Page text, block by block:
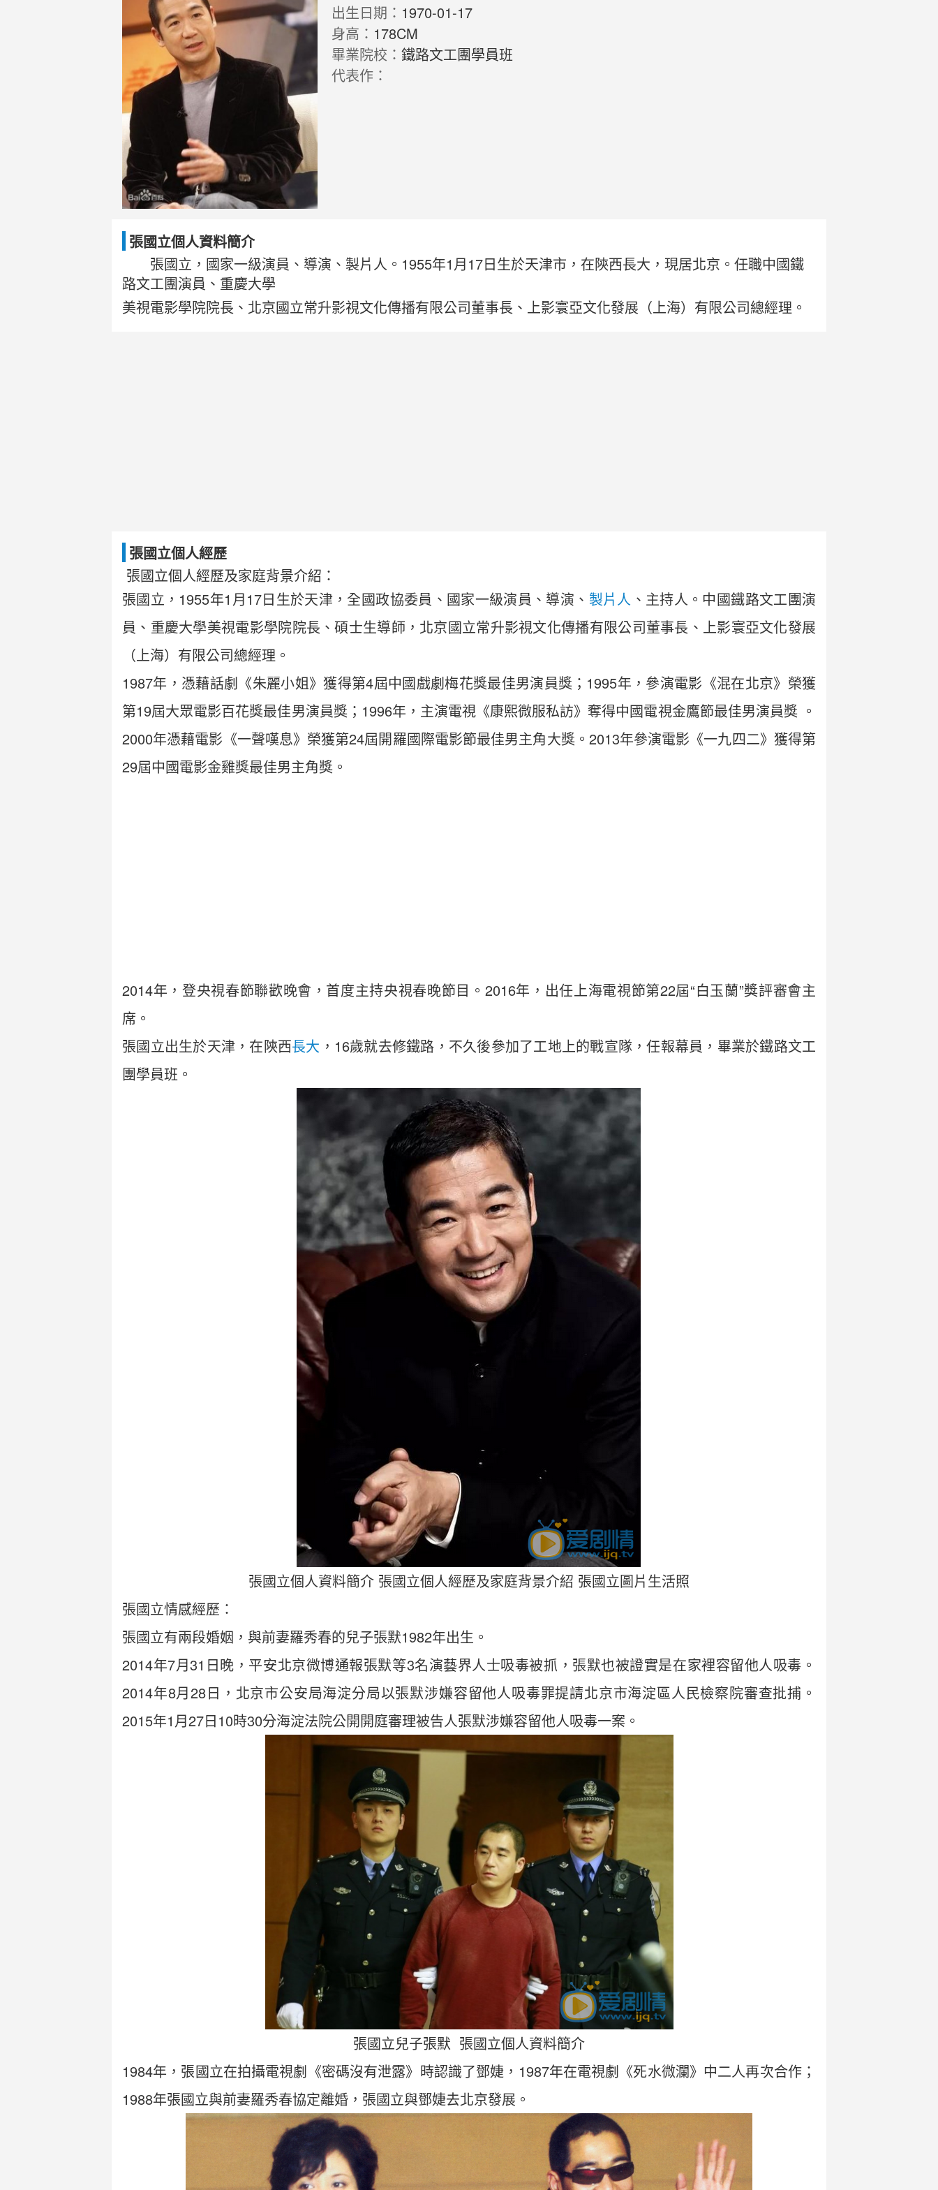
出生日期： 1970-01-17
身高： 178CM
畢業院校： 鐵路文工團學員班
代表作：
張國立個人資料簡介
張國立，國家一級演員、導演、製片人。1955年1月17日生於天津市，在陝西長大，現居北京。任職中國鐵
路文工團演員、重慶大學
美視電影學院院長、北京國立常升影視文化傳播有限公司董事長、上影寰亞文化發展（上海）有限公司總經理。
張國立個人經歷
張國立個人經歷及家庭背景介紹：
張國立，1955年1月17日生於天津，全國政協委員、國家一級演員、導演、 製片人 、主持人。中國鐵路文工團演
員、重慶大學美視電影學院院長、碩士生導師，北京國立常升影視文化傳播有限公司董事長、上影寰亞文化發展
（上海）有限公司總經理。
1987年，憑藉話劇《朱麗小姐》獲得第4屆中國戲劇梅花獎最佳男演員獎；1995年，參演電影《混在北京》榮獲
第19屆大眾電影百花獎最佳男演員獎；1996年，主演電視《康熙微服私訪》奪得中國電視金鷹節最佳男演員獎 。
2000年憑藉電影《一聲嘆息》榮獲第24屆開羅國際電影節最佳男主角大獎。2013年參演電影《一九四二》獲得第
29屆中國電影金雞獎最佳男主角獎。
2014年，登央視春節聯歡晚會，首度主持央視春晚節目。2016年，出任上海電視節第22屆“白玉蘭”獎評審會主
席。
張國立出生於天津，在陝西長大 ，16歲就去修鐵路，不久後參加了工地上的戰宣隊，任報幕員，畢業於鐵路文工
團學員班。
張國立個人資料簡介 張國立個人經歷及家庭背景介紹 張國立圖片生活照
張國立情感經歷：
張國立有兩段婚姻，與前妻羅秀春的兒子張默1982年出生。
2014年7月31日晚，平安北京微博通報張默等3名演藝界人士吸毒被抓，張默也被證實是在家裡容留他人吸毒。
2014年8月28日，北京市公安局海淀分局以張默涉嫌容留他人吸毒罪提請北京市海淀區人民檢察院審查批捕。
2015年1月27日10時30分海淀法院公開開庭審理被告人張默涉嫌容留他人吸毒一案。
張國立兒子張默 張國立個人資料簡介
1984年，張國立在拍攝電視劇《密碼沒有泄露》時認識了鄧婕，1987年在電視劇《死水微瀾》中二人再次合作；
1988年張國立與前妻羅秀春協定離婚，張國立與鄧婕去北京發展。